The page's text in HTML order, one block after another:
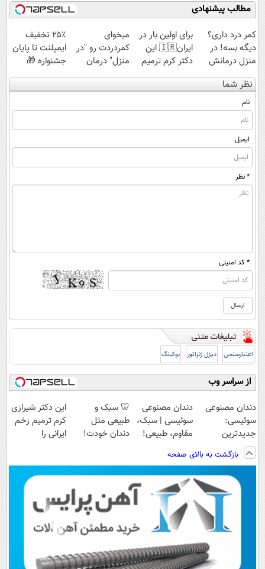
مطالب پیشنهادی
کمر درد داری؟
دیگه بسه! در
منزل درمانش
کن
(◀پرسش‌نامه)
برای اولین بار در
ایران🇮🇷 این
دکتر کرم ترمیم
کننده 23 روزه
ساخت!
میخوای
کمردردت رو "در
منزل" درمان
کنی؟ (◂فیلم +
◂پرسش‌نامه)
۲۵٪ تخفیف
ایمپلنت تا پایان
جشنواره 🎁
نظر شما
نام
ایمیل
* نظر
* کد امنیتی
اعتبارسنجی دیزل ژنراتور بوکینگ
از سراسر وب
دندان مصنوعی
سوئیسی:
جدیدترین
فناوری اروپا،
سبک و مقاوم |
پرداخت قسطی
دندان مصنوعی
سوئیسی | سبک،
مقاوم، طبیعی!
رایگان+پرداخت
اقساطی😍
🦷 سبک و
طبیعی مثل
دندان خودت!
💳 📍 تهران
این دکتر شیرازی
کرم ترمیم زخم
ایرانی را
بازگشت به بالای صفحه